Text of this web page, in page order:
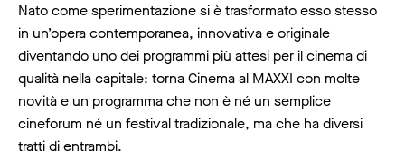
Nato come sperimentazione si è trasformato esso stesso
in un’opera contemporanea, innovativa e originale
diventando uno dei programmi più attesi per il cinema di
qualità nella capitale: torna Cinema al MAXXI con molte
novità e un programma che non è né un semplice
cineforum né un festival tradizionale, ma che ha diversi
tratti di entrambi.